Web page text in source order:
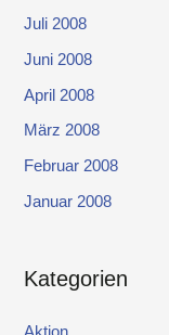
Juli 2008
Juni 2008
April 2008
März 2008
Februar 2008
Januar 2008
Kategorien
Aktion